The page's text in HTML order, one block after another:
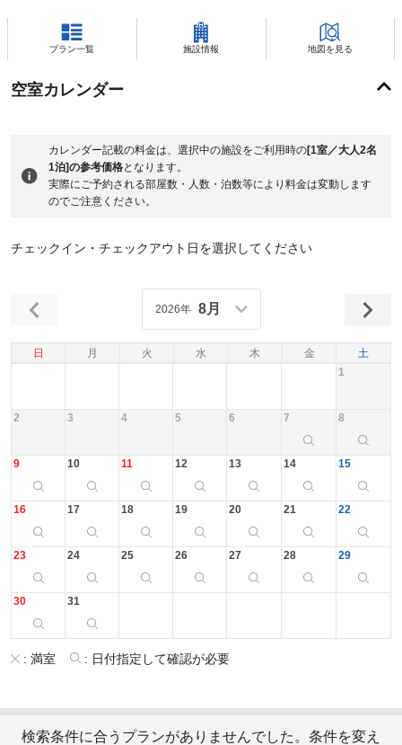
プラン一覧 施設情報 地図を見る
空室カレンダー
カレンダー記載の料金は、選択中の施設をご利用時の[1室／大人2名
1泊]の参考価格となります。
実際にご予約される部屋数・人数・泊数等により料金は変動します
のでご注意ください。
チェックイン・チェックアウト日を選択してください
日 月 火 水 木 金 土
2026年 8月
1
2 3 4 5 6 7 8
9 10 11 12 13 14 15
16 17 18 19 20 21 22
23 24 25 26 27 28 29
30 31
: 満室 : 日付指定して確認が必要
検索条件に合うプランがありませんでした。条件を変え